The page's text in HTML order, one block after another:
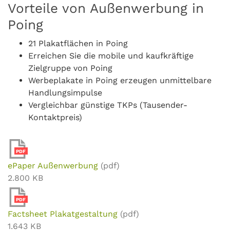
Vorteile von Außenwerbung in
Poing
21 Plakatflächen in Poing
Erreichen Sie die mobile und kaufkräftige
Zielgruppe von Poing
Werbeplakate in Poing erzeugen unmittelbare
Handlungsimpulse
Vergleichbar günstige TKPs (Tausender-
Kontaktpreis)
PDF
ePaper Außenwerbung (pdf)
2.800 KB
PDF
Factsheet Plakatgestaltung (pdf)
1.643 KB